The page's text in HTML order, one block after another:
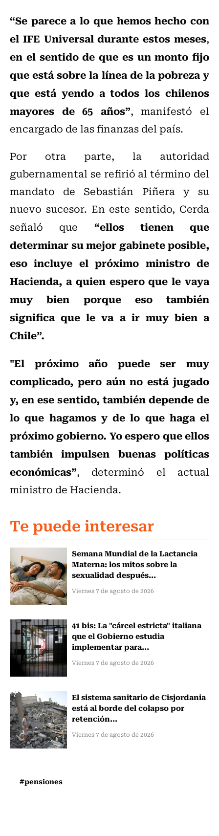
“Se parece a lo que hemos hecho con
el IFE Universal durante estos meses,
en el sentido de que es un monto fijo
que está sobre la línea de la pobreza y
que está yendo a todos los chilenos
mayores de 65 años”, manifestó el
encargado de las finanzas del país.
Por otra parte, la autoridad
gubernamental se refirió al término del
mandato de Sebastián Piñera y su
nuevo sucesor. En este sentido, Cerda
señaló que “ellos tienen que
determinar su mejor gabinete posible,
eso incluye el próximo ministro de
Hacienda, a quien espero que le vaya
muy bien porque eso también
significa que le va a ir muy bien a
Chile”.
"El próximo año puede ser muy
complicado, pero aún no está jugado
y, en ese sentido, también depende de
lo que hagamos y de lo que haga el
próximo gobierno. Yo espero que ellos
también impulsen buenas políticas
económicas”, determinó el actual
ministro de Hacienda.
Te puede interesar
Semana Mundial de la Lactancia
Materna: los mitos sobre la
sexualidad después...
Viernes 7 de agosto de 2026
41 bis: La "cárcel estricta" italiana
que el Gobierno estudia
implementar para...
Viernes 7 de agosto de 2026
El sistema sanitario de Cisjordania
está al borde del colapso por
retención...
Viernes 7 de agosto de 2026
#pensiones